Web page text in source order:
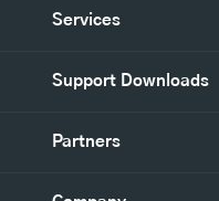
Services
Support Downloads
Partners